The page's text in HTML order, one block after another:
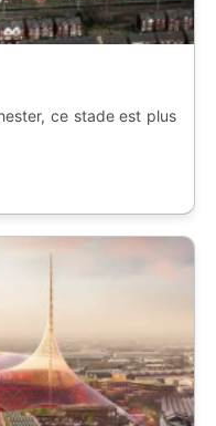
ce stade est plus